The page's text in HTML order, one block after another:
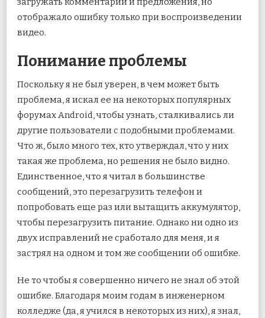
отображало ошибку только при воспроизведении
видео.
Понимание проблемы
Поскольку я не был уверен, в чем может быть
проблема, я искал ее на некоторых популярных
форумах Android, чтобы узнать, сталкивались ли
другие пользователи с подобными проблемами.
Что ж, было много тех, кто утверждал, что у них
такая же проблема, но решения не было видно.
Единственное, что я читал в большинстве
сообщений, это перезагрузить телефон и
попробовать еще раз или вытащить аккумулятор,
чтобы перезагрузить питание. Однако ни одно из
двух исправлений не сработало для меня, и я
застрял на одном и том же сообщении об ошибке.
Не то чтобы я совершенно ничего не знал об этой
ошибке. Благодаря моим годам в инженерном
колледже (да, я учился в некоторых из них), я знал,